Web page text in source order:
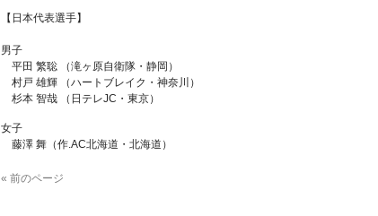
【日本代表選手】
男子
平田 繁聡 （滝ヶ原自衛隊・静岡）
村戸 雄輝 （ハートブレイク・神奈川）
杉本 智哉 （日テレJC・東京）
女子
藤澤 舞（作.AC北海道・北海道）
« 前のページ